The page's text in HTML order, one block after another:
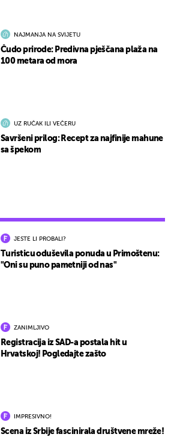
JESTE LI PROBALI?
Turisticu oduševila ponuda u Primoštenu:
"Oni su puno pametniji od nas"
ZANIMLJIVO
Registracija iz SAD-a postala hit u
Hrvatskoj! Pogledajte zašto
IMPRESIVNO!
Scena iz Srbije fascinirala društvene mreže!
NAJMANJA NA SVIJETU
Čudo prirode: Predivna pješčana plaža na
100 metara od mora
UZ RUČAK ILI VEČERU
Savršeni prilog: Recept za najfinije mahune
sa špekom